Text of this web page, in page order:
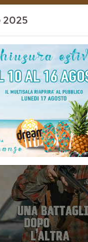
Cinema
DOPO
ANOTHER)
2025